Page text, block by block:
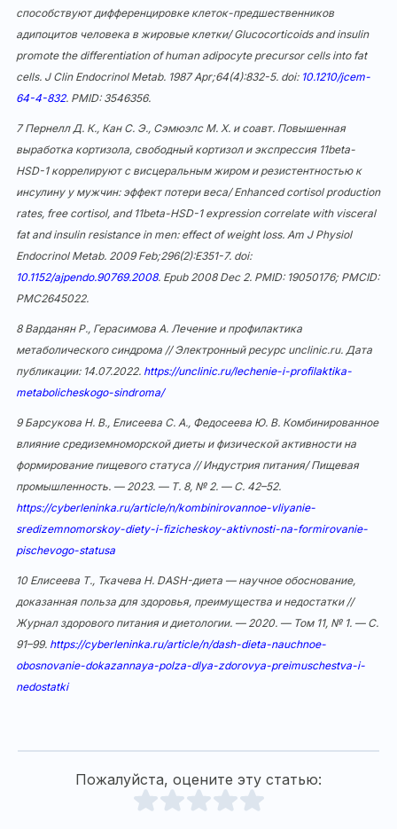
способствуют дифференцировке клеток-предшественников
адипоцитов человека в жировые клетки/ Glucocorticoids and insulin
promote the differentiation of human adipocyte precursor cells into fat
cells. J Clin Endocrinol Metab. 1987 Apr;64(4):832-5. doi: 10.1210/jcem-
64-4-832. PMID: 3546356.
7Пернелл Д. К., Кан С. Э., Сэмюэлс М. Х. и соавт. Повышенная
выработка кортизола, свободный кортизол и экспрессия 11beta-
HSD-1 коррелируют с висцеральным жиром и резистентностью к
инсулину у мужчин: эффект потери веса/ Enhanced cortisol production
rates, free cortisol, and 11beta-HSD-1 expression correlate with visceral
fat and insulin resistance in men: effect of weight loss. Am J Physiol
Endocrinol Metab. 2009 Feb;296(2):E351-7. doi:
10.1152/ajpendo.90769.2008. Epub 2008 Dec 2. PMID: 19050176; PMCID:
PMC2645022.
8 Варданян Р., Герасимова А. Лечение и профилактика
метаболического синдрома // Электронный ресурс unclinic.ru. Дата
публикации: 14.07.2022. https://unclinic.ru/lechenie-i-profilaktika-
metabolicheskogo-sindroma/
9Барсукова Н. В., Елисеева С. А., Федосеева Ю. В. Комбинированное
влияние средиземноморской диеты и физической активности на
формирование пищевого статуса // Индустрия питания/ Пищевая
промышленность. — 2023. — Т. 8, № 2. — С. 42–52.
https://cyberleninka.ru/article/n/kombinirovannoe-vliyanie-
sredizemnomorskoy-diety-i-fizicheskoy-aktivnosti-na-formirovanie-
pischevogo-statusa
10 Елисеева Т., Ткачева Н. DASH-диета — научное обоснование,
доказанная польза для здоровья, преимущества и недостатки //
Журнал здорового питания и диетологии. — 2020. — Том 11, № 1. — С.
91–99. https://cyberleninka.ru/article/n/dash-dieta-nauchnoe-
obosnovanie-dokazannaya-polza-dlya-zdorovya-preimuschestva-i-
nedostatki
Пожалуйста, оцените эту статью: